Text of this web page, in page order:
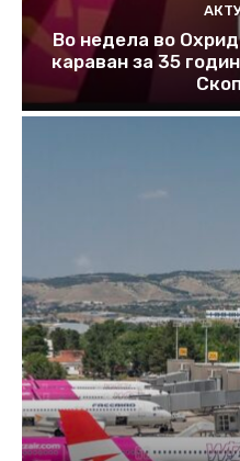
Во недела во
караван за 35